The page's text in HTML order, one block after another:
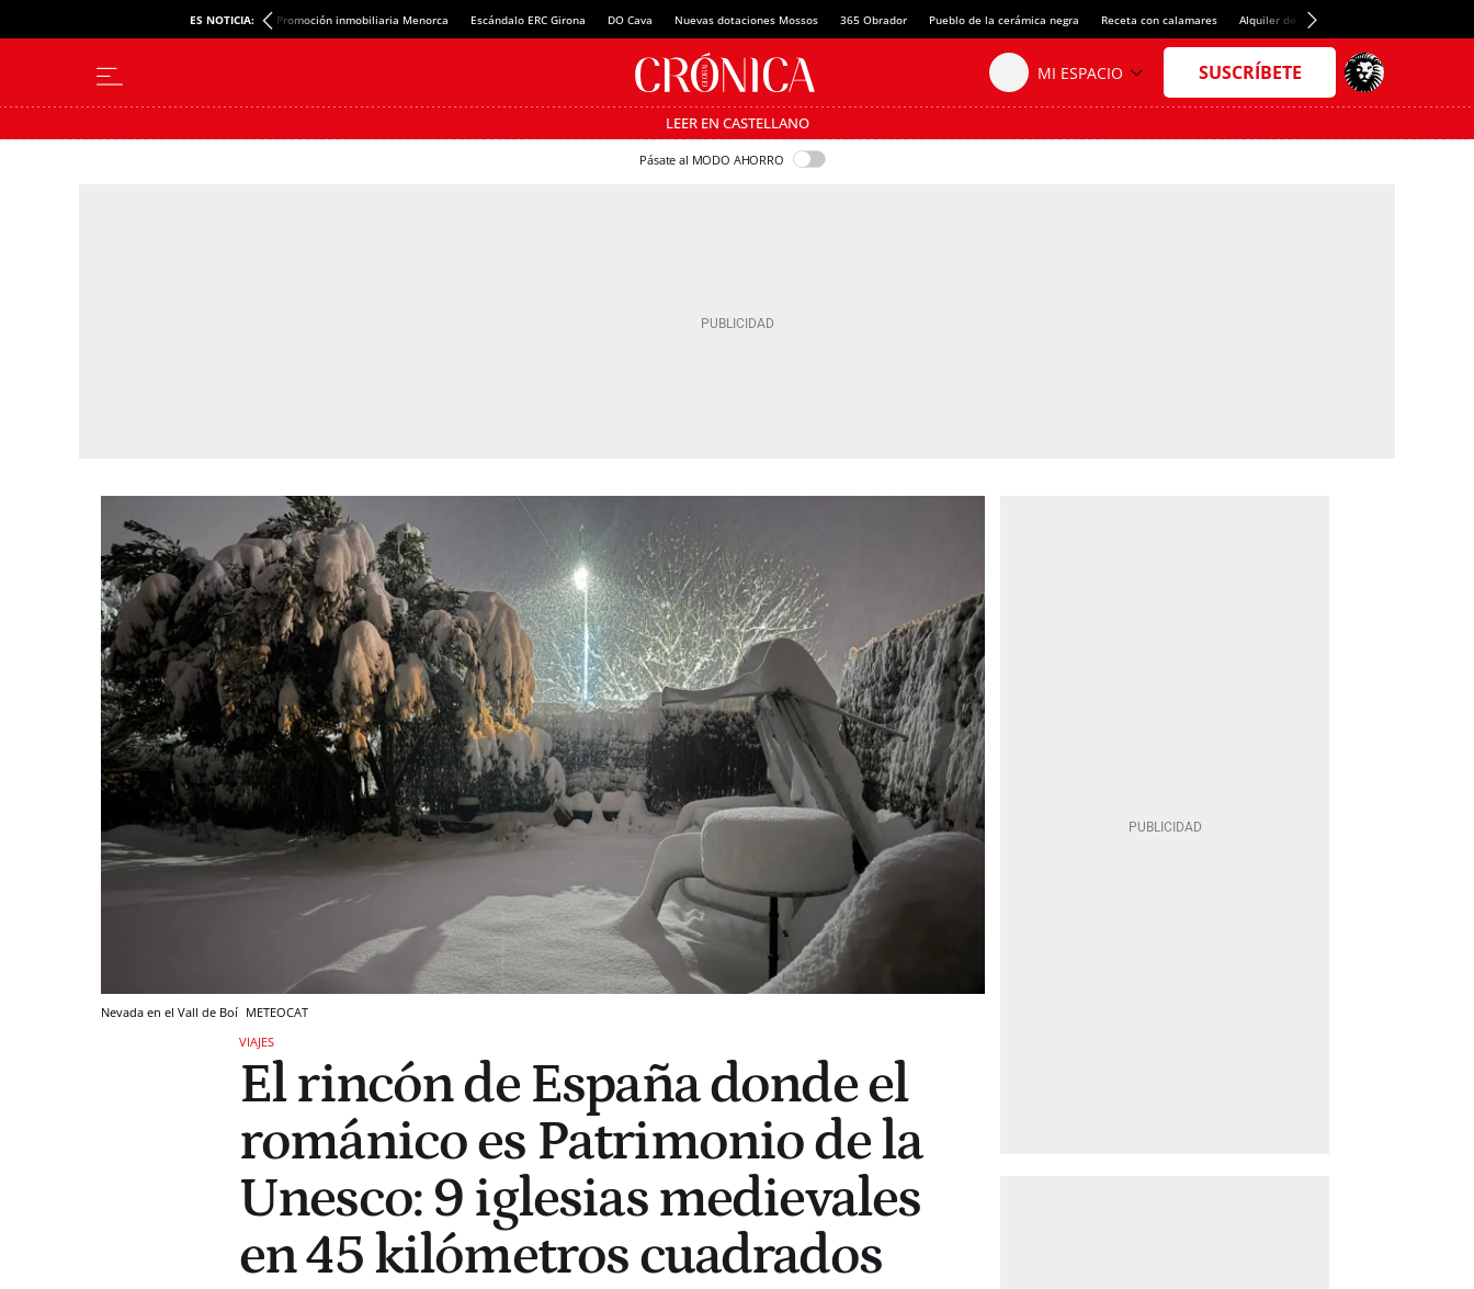
ES NOTICIA: Promoción inmobiliaria Menorca Escándalo ERC Girona DO Cava Nuevas dotaciones Mossos 365 Obrador Pueblo de la cerámica negra Receta con calamares Alquiler de habitaciones en España
LEER EN CASTELLANO
Pásate al MODO AHORRO
Nevada en el Vall de Boí METEOCAT
VIAJES
El rincón de España donde el
románico es Patrimonio de la
Unesco: 9 iglesias medievales
en 45 kilómetros cuadrados